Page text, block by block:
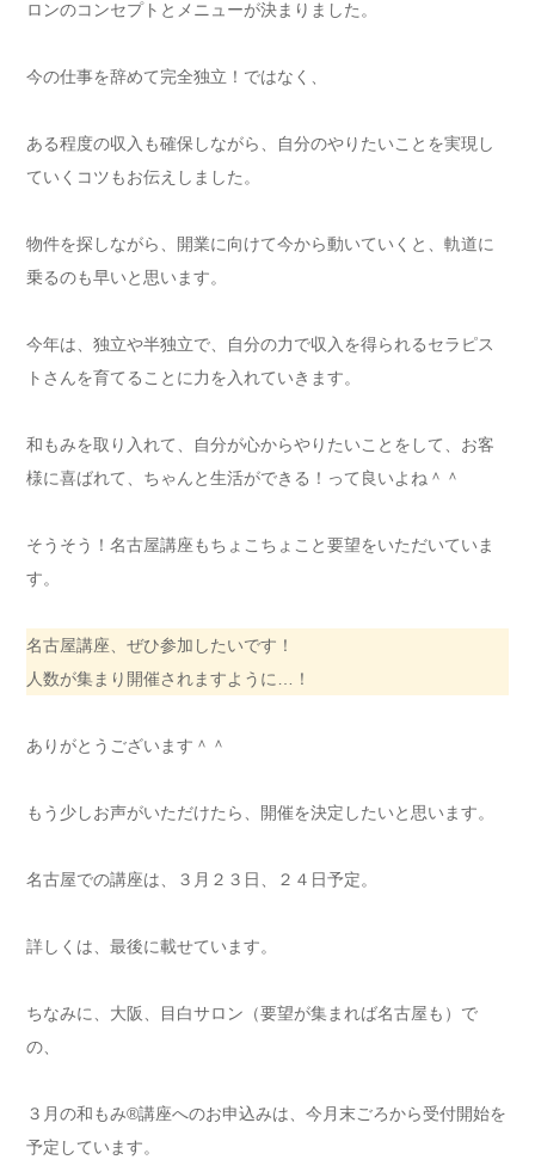
ロンのコンセプトとメニューが決まりました。
今の仕事を辞めて完全独立！ではなく、
ある程度の収入も確保しながら、自分のやりたいことを実現し
ていくコツもお伝えしました。
物件を探しながら、開業に向けて今から動いていくと、軌道に
乗るのも早いと思います。
今年は、独立や半独立で、自分の力で収入を得られるセラピス
トさんを育てることに力を入れていきます。
和もみを取り入れて、自分が心からやりたいことをして、お客
様に喜ばれて、ちゃんと生活ができる！って良いよね＾＾
そうそう！名古屋講座もちょこちょこと要望をいただいていま
す。
名古屋講座、ぜひ参加したいです！
人数が集まり開催されますように…！
ありがとうございます＾＾
もう少しお声がいただけたら、開催を決定したいと思います。
名古屋での講座は、３月２３日、２４日予定。
詳しくは、最後に載せています。
ちなみに、大阪、目白サロン（要望が集まれば名古屋も）で
の、
３月の和もみ®講座へのお申込みは、今月末ごろから受付開始を
予定しています。